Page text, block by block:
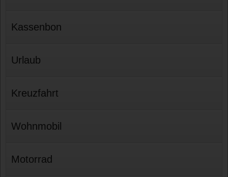
Kassenbon
Urlaub
Kreuzfahrt
Wohnmobil
Motorrad